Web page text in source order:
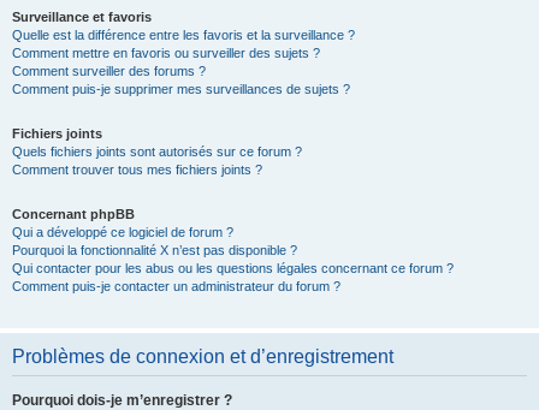
Surveillance et favoris
Quelle est la différence entre les favoris et la surveillance ?
Comment mettre en favoris ou surveiller des sujets ?
Comment surveiller des forums ?
Comment puis-je supprimer mes surveillances de sujets ?
Fichiers joints
Quels fichiers joints sont autorisés sur ce forum ?
Comment trouver tous mes fichiers joints ?
Concernant phpBB
Qui a développé ce logiciel de forum ?
Pourquoi la fonctionnalité X n’est pas disponible ?
Qui contacter pour les abus ou les questions légales concernant ce forum ?
Comment puis-je contacter un administrateur du forum ?
Problèmes de connexion et d’enregistrement
Pourquoi dois-je m’enregistrer ?